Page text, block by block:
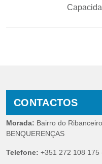
CONTACTOS
Morada: Bairro do
BENQUERENÇAS
Telefone: +351 272 108 175